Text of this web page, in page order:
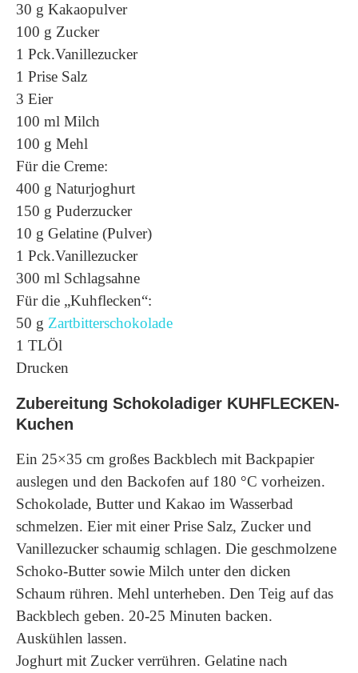
30 g Kakaopulver
100 g Zucker
1 Pck.Vanillezucker
1 Prise Salz
3 Eier
100 ml Milch
100 g Mehl
Für die Creme:
400 g Naturjoghurt
150 g Puderzucker
10 g Gelatine (Pulver)
1 Pck.Vanillezucker
300 ml Schlagsahne
Für die „Kuhflecken“:
50 g Zartbitterschokolade
1 TLÖl
Drucken
Zubereitung Schokoladiger KUHFLECKEN-
Kuchen
Ein 25×35 cm großes Backblech mit Backpapier
auslegen und den Backofen auf 180 °C vorheizen.
Schokolade, Butter und Kakao im Wasserbad
schmelzen. Eier mit einer Prise Salz, Zucker und
Vanillezucker schaumig schlagen. Die geschmolzene
Schoko-Butter sowie Milch unter den dicken
Schaum rühren. Mehl unterheben. Den Teig auf das
Backblech geben. 20-25 Minuten backen.
Auskühlen lassen.
Joghurt mit Zucker verrühren. Gelatine nach